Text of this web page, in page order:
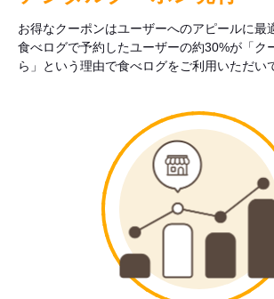
お得なクーポンはユーザーへのアピールに最
食べログで予約したユーザーの約30%が「ク
ら」という理由で食べログをご利用いただい